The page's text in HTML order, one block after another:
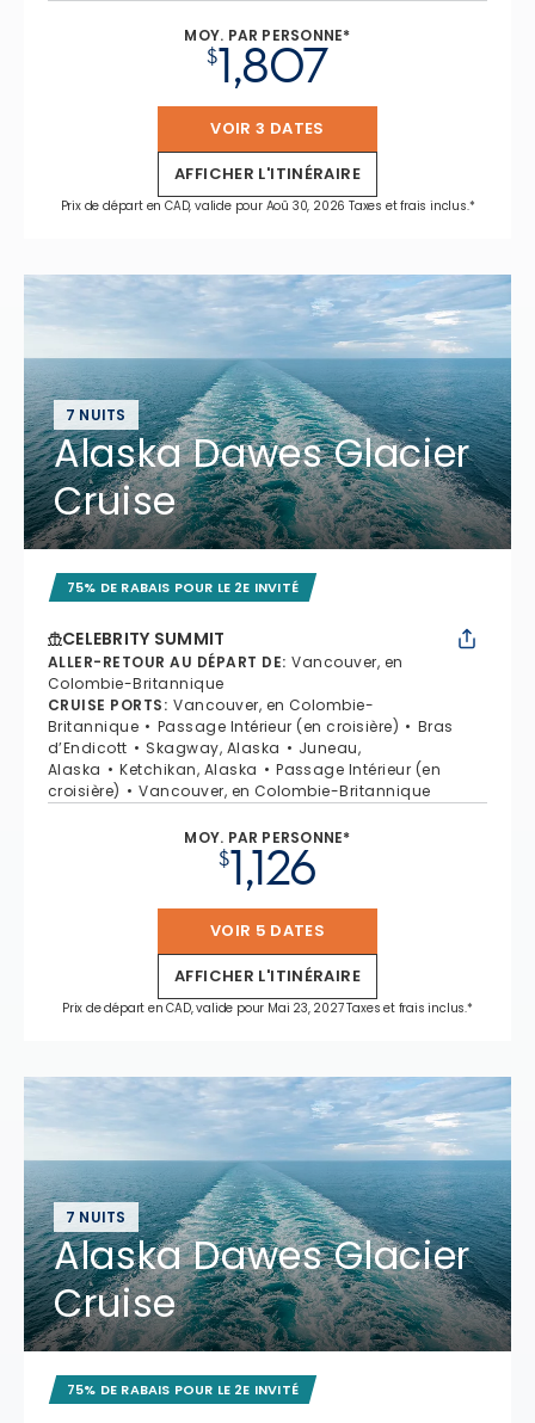
MOY. PAR PERSONNE*
$1,807
VOIR 3 DATES
AFFICHER L'ITINÉRAIRE
Prix de départ en CAD, valide pour Aoû 30, 2026 Taxes et frais inclus.*
7 NUITS
Alaska Dawes Glacier
Cruise
75% DE RABAIS POUR LE 2E INVITÉ
CELEBRITY SUMMIT
ALLER-RETOUR AU DÉPART DE: Vancouver, en
Colombie-Britannique
CRUISE PORTS: Vancouver, en Colombie-
Britannique
Passage Intérieur (en croisière)
Bras
d’Endicott
Skagway, Alaska
Juneau,
Alaska
Ketchikan, Alaska
Passage Intérieur (en
croisière)
Vancouver, en Colombie-Britannique
MOY. PAR PERSONNE*
$1,126
VOIR 5 DATES
AFFICHER L'ITINÉRAIRE
Prix de départ en CAD, valide pour Mai 23, 2027 Taxes et frais inclus.*
7 NUITS
Alaska Dawes Glacier
Cruise
75% DE RABAIS POUR LE 2E INVITÉ